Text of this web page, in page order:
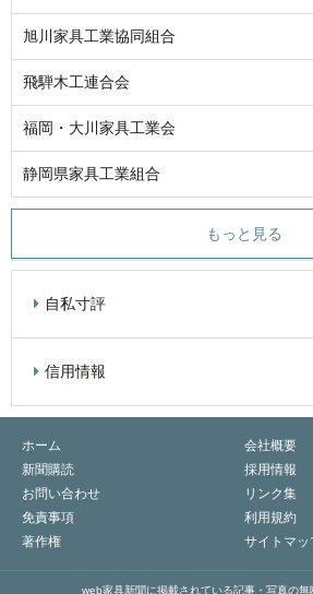
旭川家具工業協同組合
飛騨木工連合会
福岡・大川家具工業会
静岡県家具工業組合
もっと見る
自私寸評
信用情報
ホーム
会社概要
新聞購読
採用情報
お問い合わせ
リンク集
免責事項
利用規約
著作権
サイトマッ
web家具新聞に掲載されている記事・写真の無